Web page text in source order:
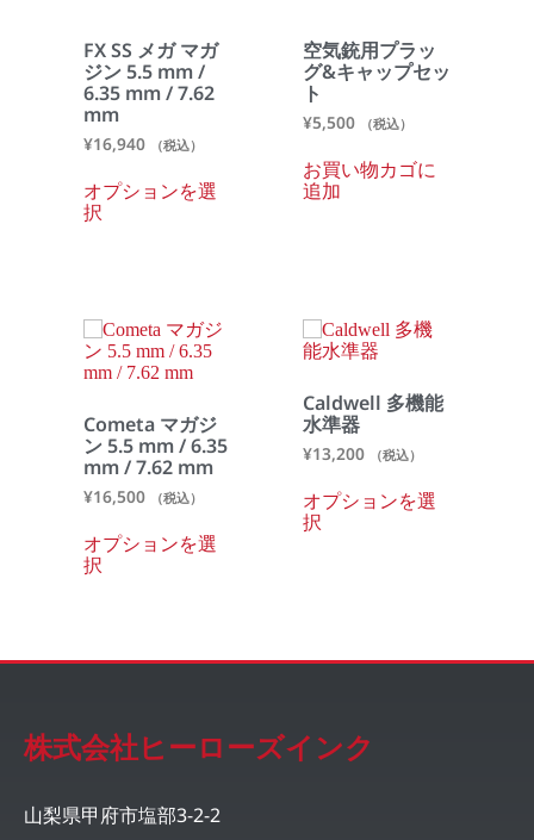
FX SS メガ マガ
ジン 5.5 mm /
6.35 mm / 7.62
mm
¥16,940 （税込）
オプションを選
択
空気銃用プラッ
グ&キャップセッ
ト
¥5,500 （税込）
お買い物カゴに
追加
Cometa マガジ
ン 5.5 mm / 6.35
mm / 7.62 mm
¥16,500 （税込）
オプションを選
択
Caldwell 多機能
水準器
¥13,200 （税込）
オプションを選
択
株式会社ヒーローズインク
山梨県甲府市塩部3-2-2